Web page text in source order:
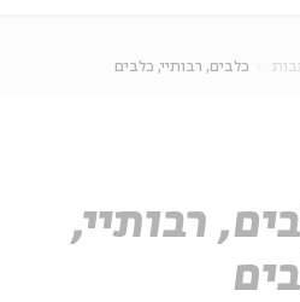
כלבים, רבותיי, כלבים
רבותיי,